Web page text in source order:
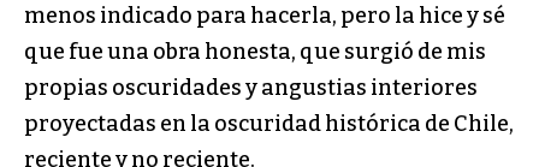
menos indicado para hacerla, pero la hice y sé
que fue una obra honesta, que surgió de mis
propias oscuridades y angustias interiores
proyectadas en la oscuridad histórica de Chile,
reciente y no reciente.